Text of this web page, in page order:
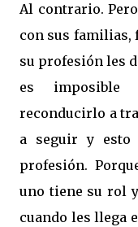
Al contrario.
con sus familias,
su profesión les
es imposible
reconducirlo a
a seguir y
profesión.
uno tiene su rol
cuando les llega